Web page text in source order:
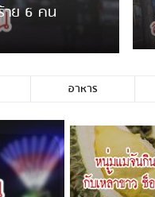
งรายฉุนจัด พบคนทิ้งเศษ
กลงแม่น้ำกกฝั่งหมิ่น
อาหาร